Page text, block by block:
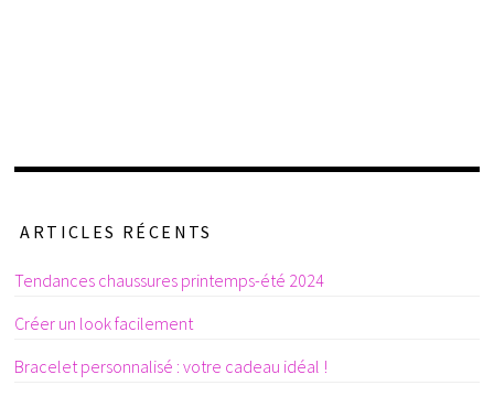
ARTICLES RÉCENTS
Tendances chaussures printemps-été 2024
Créer un look facilement
Bracelet personnalisé : votre cadeau idéal !